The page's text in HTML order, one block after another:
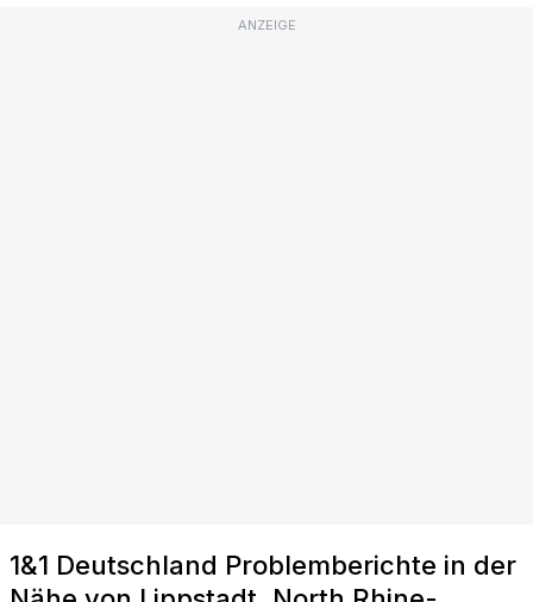
ANZEIGE
1&1 Deutschland Problemberichte in der